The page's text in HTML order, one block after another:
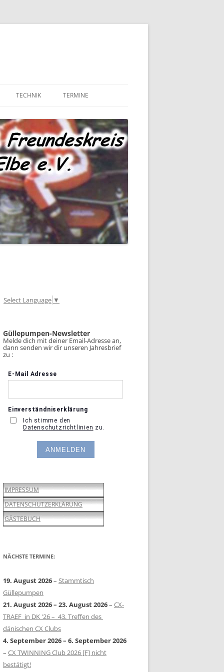
TECHNIK
TECHNIK – FAHRWERK
TECHNIK – SONSTIGES
TERMINE
Select Language ▼
Güllepumpen-Newsletter
Melde dich mit deiner Email-Adresse an,
dann senden wir dir unseren Jahresbrief
zu :
IMPRESSUM
DATENSCHUTZERKLÄRUNG
GÄSTEBUCH
NÄCHSTE TERMINE:
19. August 2026– Stammtisch
Güllepumpen
21. August 2026– 23. August 2026– CX-
TRAEF in DK '26 – 43. Treffen des
dänischen CX Clubs
4. September 2026– 6. September 2026
– CX TWINNING Club 2026 [F] nicht
bestätigt!